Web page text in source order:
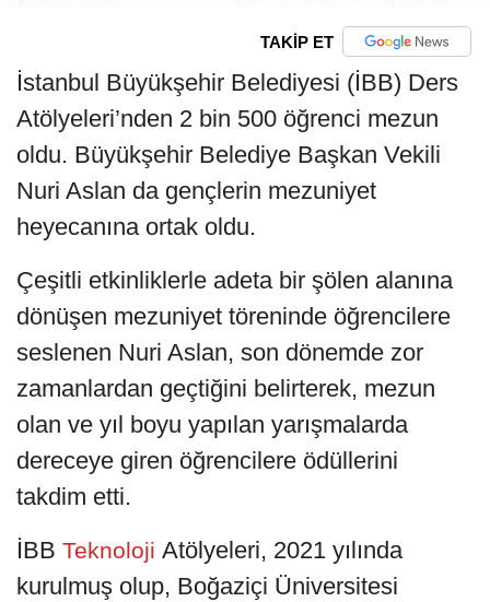
TAKİP ET
İstanbul Büyükşehir Belediyesi (İBB) Ders
Atölyeleri’nden 2 bin 500 öğrenci mezun
oldu. Büyükşehir Belediye Başkan Vekili
Nuri Aslan da gençlerin mezuniyet
heyecanına ortak oldu.
Çeşitli etkinliklerle adeta bir şölen alanına
dönüşen mezuniyet töreninde öğrencilere
seslenen Nuri Aslan, son dönemde zor
zamanlardan geçtiğini belirterek, mezun
olan ve yıl boyu yapılan yarışmalarda
dereceye giren öğrencilere ödüllerini
takdim etti.
İBB Teknoloji Atölyeleri, 2021 yılında
kurulmuş olup, Boğaziçi Üniversitesi